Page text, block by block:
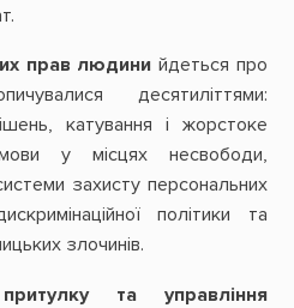
прав людини йдеться про
десятиліттями:
катування і жорстоке
у місцях несвободи,
захисту персональних
політики та
злочинів.
притулку та управління